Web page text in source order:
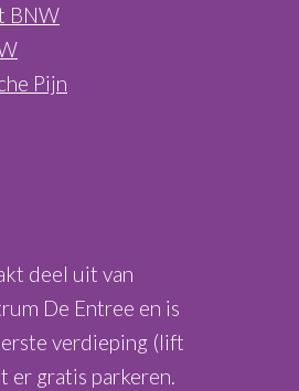
BNW
Pijn
deel uit van
De Entree en is
verdieping (lift
er gratis parkeren.